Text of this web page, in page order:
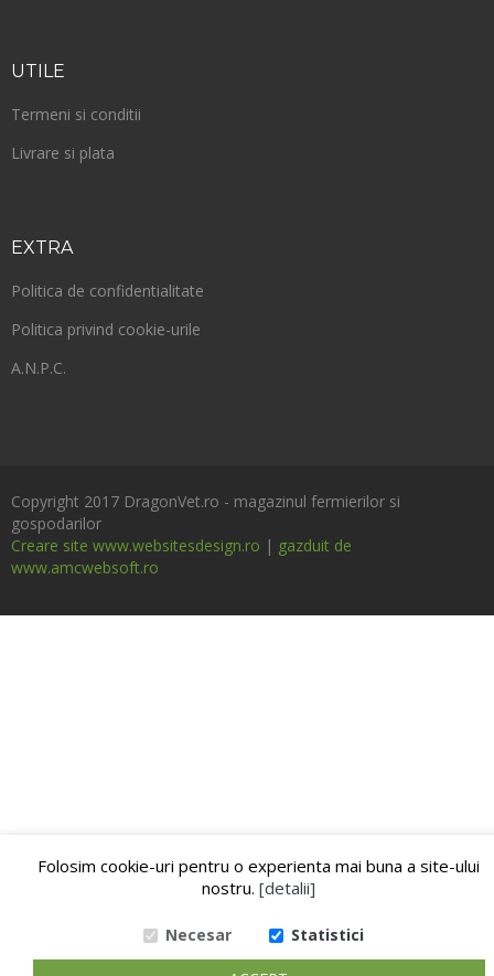
Folosim cookie-uri pentru o experienta mai buna a site-ului
nostru.[detalii]
Necesar Statistici
UTILE
Termeni si conditii
Livrare si plata
EXTRA
Politica de confidentialitate
Politica privind cookie-urile
A.N.P.C.
Copyright 2017 DragonVet.ro - magazinul fermierilor si
gospodarilor
Creare site www.websitesdesign.ro | gazduit de
www.amcwebsoft.ro